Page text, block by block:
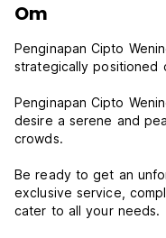
Om
Penginapan Cipto
strategically positioned
Penginapan Cipto
desire a serene and
crowds.
Be ready to get an
exclusive service,
cater to all your needs.